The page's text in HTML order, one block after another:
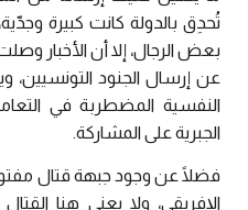
تُحدِق بالدولة كانت كبيرة
بعض الرجال، إلا أن الأخبار
عن إرسال الجنود التونسيين،
النفسية المضطربة في
الجبرية على المشاركة.
فضلًا عن وجود جبهة قتال
الإفريقي، ولا يعني هنا